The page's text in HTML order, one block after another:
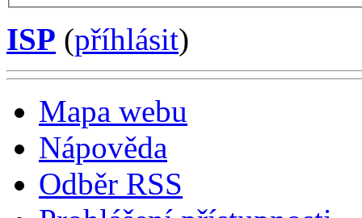
ISP (příhlásit)
Mapa webu
Nápověda
Odběr RSS